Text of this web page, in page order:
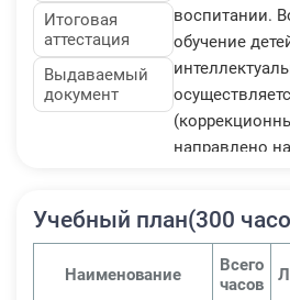
Итоговая
аттестация
Выдаваемый
документ
воспитании.
обучение
направлено
подготовку к
реабилитацию
Учебный план(300
Наименование
Всего
часов